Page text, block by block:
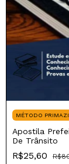
MÉTODO
Apostila
De Trânsito
R$25,60